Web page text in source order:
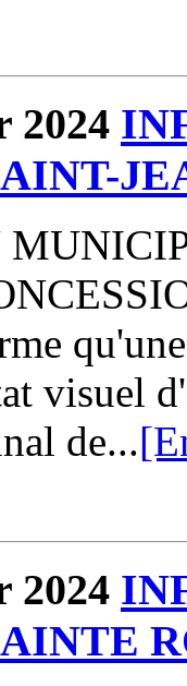
2024
qu'une
visuel
de...
2024